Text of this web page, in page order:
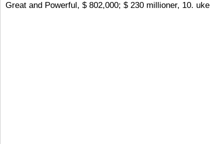
Great and Powerful, $ 802,000; $ 230 millioner, 10. uke